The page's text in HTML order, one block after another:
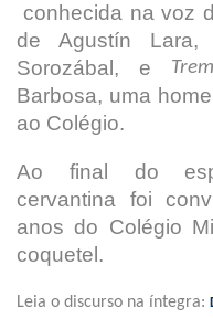
conhecida na voz
de Agustín Lara,
Sorozábal, e
Barbosa, uma
ao Colégio.
Ao final do
cervantina foi
anos do Colégio
coquetel.
Leia o discurso na íntegra: